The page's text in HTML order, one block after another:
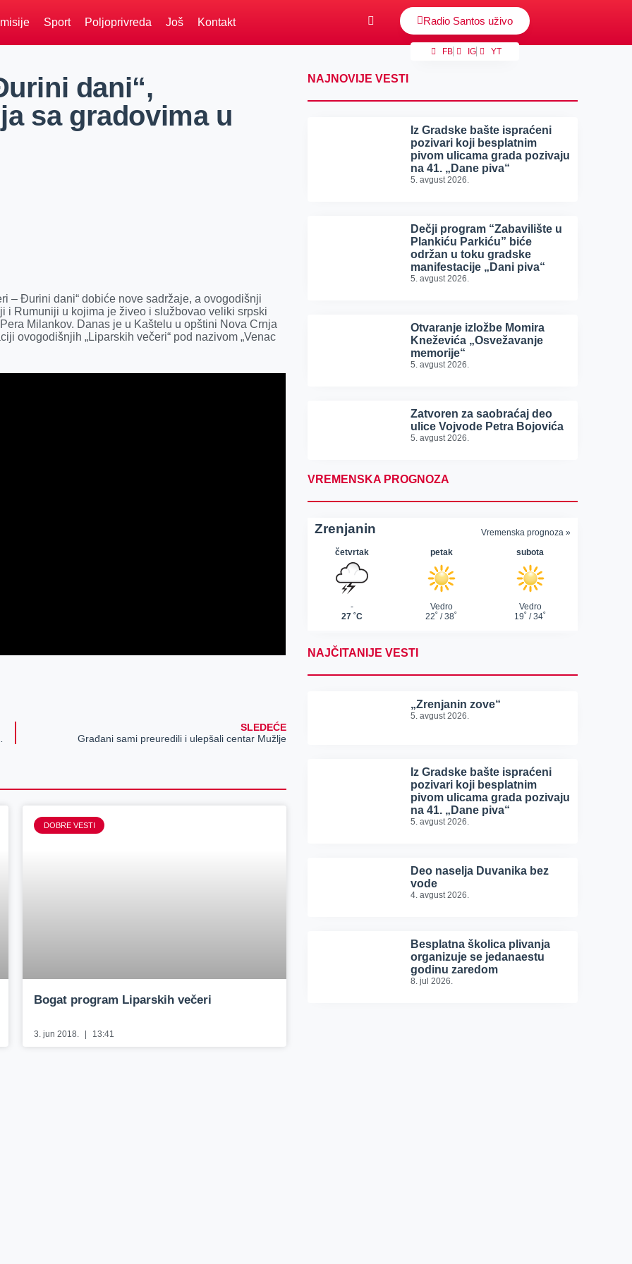
Sport Poljoprivreda Još Kontakt Radio Santos uživo
FB IG YT
dani“,
sa gradovima u
– Đurini dani“ dobiće nove sadržaje, a ovogodišnji
i Rumuniji u kojima je živeo i službovao veliki srpski
Milankov. Danas je u Kaštelu u opštini Nova Crnja
ovogodišnjih „Liparskih večeri“ pod nazivom „Venac
SLEDEĆE
Građani sami preuredili i ulepšali centar Mužlje
DOBRE VESTI
Bogat program Liparskih večeri
3. jun 2018. 13:41
NAJNOVIJE VESTI
Iz Gradske bašte ispraćeni
pozivari koji besplatnim
pivom ulicama grada pozivaju
na 41. „Dane piva“
5. avgust 2026.
Dečji program “Zabavilište u
Plankiću Parkiću” biće
održan u toku gradske
manifestacije „Dani piva“
5. avgust 2026.
Otvaranje izložbe Momira
Kneževića „Osvežavanje
memorije“
5. avgust 2026.
Zatvoren za saobraćaj deo
ulice Vojvode Petra Bojovića
5. avgust 2026.
VREMENSKA PROGNOZA
NAJČITANIJE VESTI
„Zrenjanin zove“
5. avgust 2026.
Iz Gradske bašte ispraćeni
pozivari koji besplatnim
pivom ulicama grada pozivaju
na 41. „Dane piva“
5. avgust 2026.
Deo naselja Duvanika bez
vode
4. avgust 2026.
Besplatna školica plivanja
organizuje se jedanaestu
godinu zaredom
8. jul 2026.